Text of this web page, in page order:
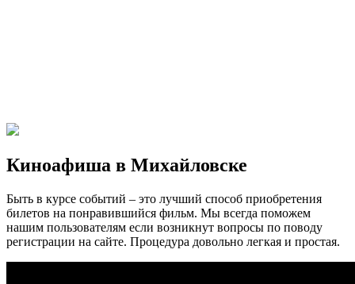
Киноафиша в Михайловске
Быть в курсе событий – это лучший способ приобретения
билетов на понравившийся фильм. Мы всегда поможем
нашим пользователям если возникнут вопросы по поводу
регистрации на сайте. Процедура довольно легкая и простая.